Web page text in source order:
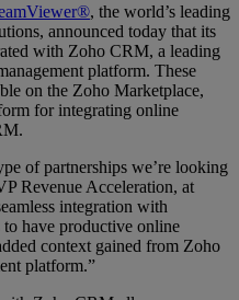
, the world’s leading
announced today that its
with Zoho CRM, a leading
platform. These
on the Zoho Marketplace,
for integrating online
of partnerships we’re looking
Revenue Acceleration, at
integration with
have productive online
context gained from Zoho
platform.”